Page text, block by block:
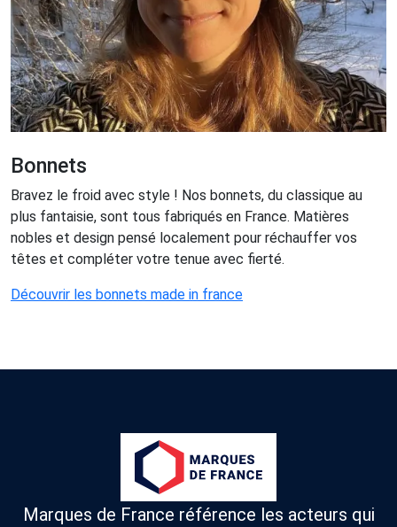
Bonnets
Bravez le froid avec style ! Nos bonnets, du classique au
plus fantaisie, sont tous fabriqués en France. Matières
nobles et design pensé localement pour réchauffer vos
têtes et compléter votre tenue avec fierté.
Découvrir les bonnets made in france
Marques de France référence les acteurs qui